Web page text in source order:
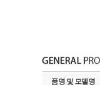
품명 및 모델명